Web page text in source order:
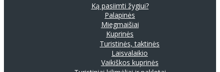
Ką pasiimti žygiui?
Palapinės
Miegmaišiai
Kuprinės
Turistinės, taktinės
Laisvalaikio
Vaikiškos kuprinės